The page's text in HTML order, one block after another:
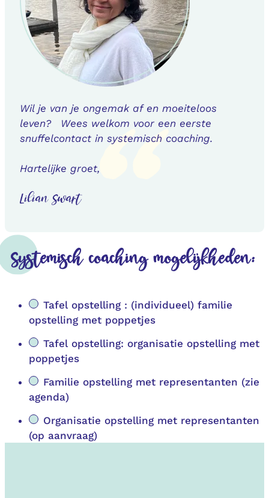
Wil je van je ongemak af en moeiteloos
leven? Wees welkom voor een eerste
snuffelcontact in systemisch coaching.
Hartelijke groet,
Lilian Swart
Systemisch coaching mogelijkheden:
Tafel opstelling : (individueel) familie
opstelling met poppetjes
Tafel opstelling: organisatie opstelling met
poppetjes
Familie opstelling met representanten (zie
agenda)
Organisatie opstelling met representanten
(op aanvraag)